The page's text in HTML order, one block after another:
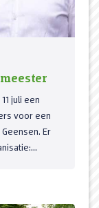
juli een
voor een
Er